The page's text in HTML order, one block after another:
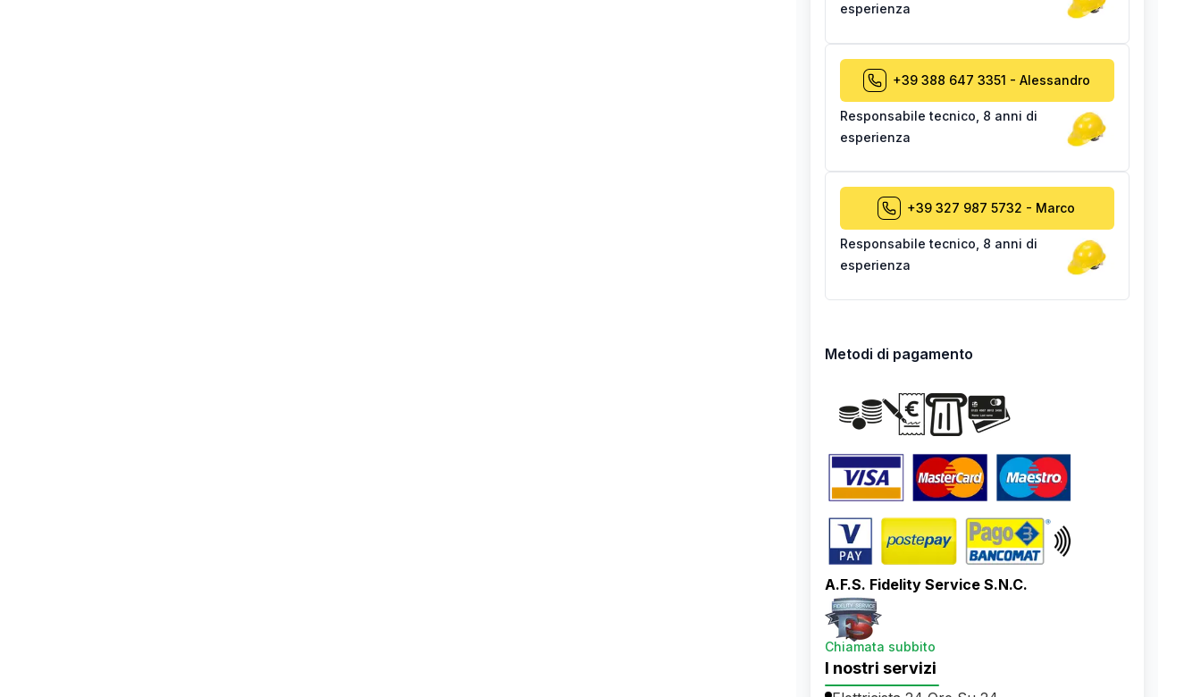
esperienza
+39 388 647 3351 - Alessandro
Responsabile tecnico 8 anni di
esperienza
+39 327 987 5732 - Marco
Responsabile tecnico 8 anni di
esperienza
Metodi di pagamento
A.F.S. Fidelity Service S.N.C.
Chiamata subbito
I nostri servizi